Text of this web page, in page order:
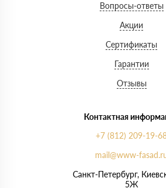
Вопросы-ответы
Акции
Сертификаты
Гарантии
Отзывы
Контактная
+7 (812) 209-19-
mail@www-
Санкт-Петербург,
5Ж